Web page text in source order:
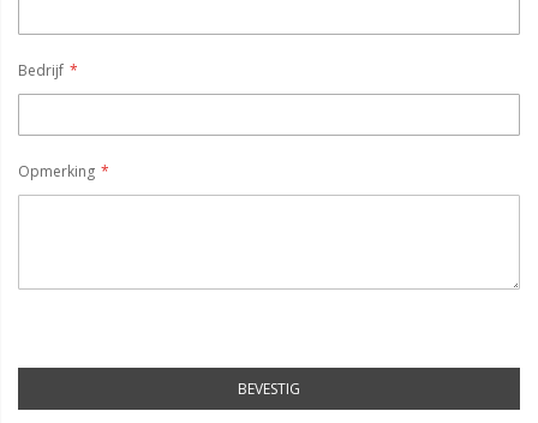
Bedrijf
Opmerking
BEVESTIG